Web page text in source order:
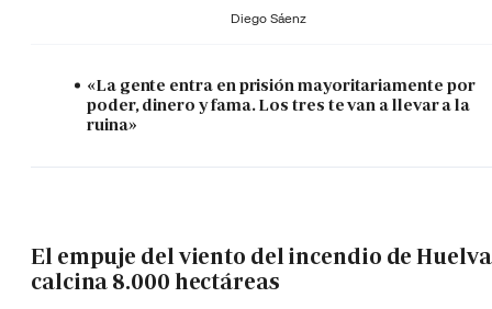
Diego Sáenz
«La gente entra en prisión mayoritariamente por
poder, dinero y fama. Los tres te van a llevar a la
ruina»
El empuje del viento del incendio de Huelva
calcina 8.000 hectáreas